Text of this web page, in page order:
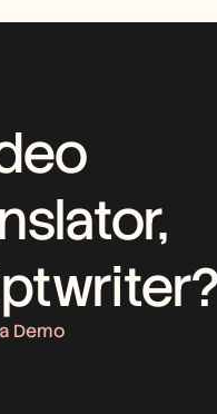
Demo